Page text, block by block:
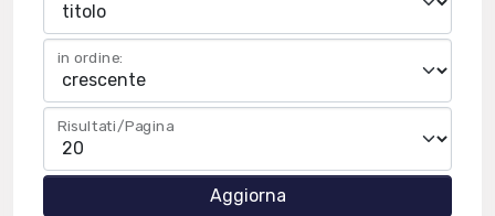
in ordine:
Risultati/Pagina